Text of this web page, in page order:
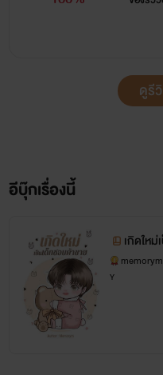
ดูรี
อีบุ๊กเรื่องนี้
เกิดให
ย
Y